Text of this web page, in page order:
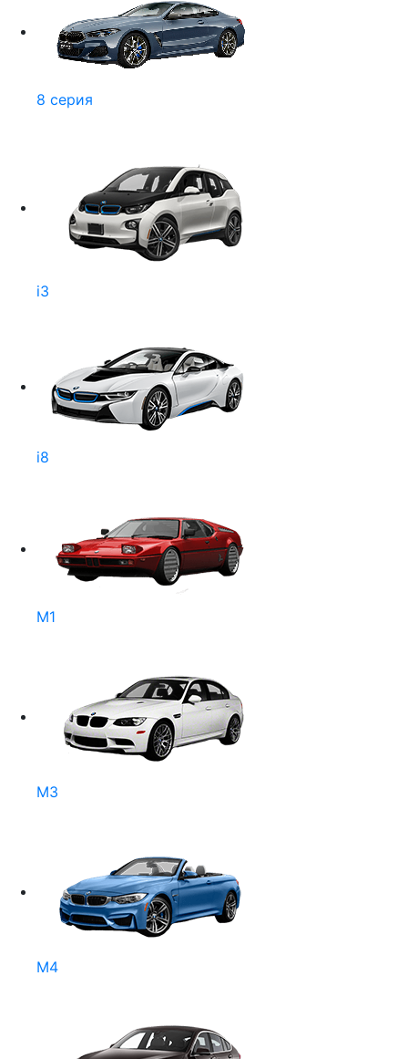
8 серия
i3
i8
M1
M3
M4